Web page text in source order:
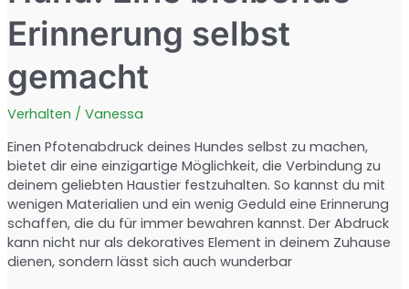
Erinnerung selbst
gemacht
Verhalten / Vanessa
Einen Pfotenabdruck deines Hundes selbst zu machen,
bietet dir eine einzigartige Möglichkeit, die Verbindung zu
deinem geliebten Haustier festzuhalten. So kannst du mit
wenigen Materialien und ein wenig Geduld eine Erinnerung
schaffen, die du für immer bewahren kannst. Der Abdruck
kann nicht nur als dekoratives Element in deinem Zuhause
dienen, sondern lässt sich auch wunderbar